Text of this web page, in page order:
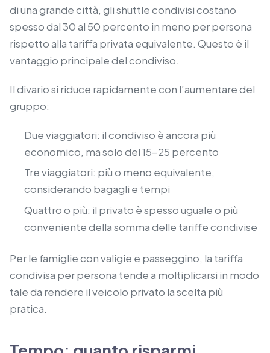
di una grande città, gli shuttle condivisi costano
spesso dal 30 al 50 percento in meno per persona
rispetto alla tariffa privata equivalente. Questo è il
vantaggio principale del condiviso.
Il divario si riduce rapidamente con l’aumentare del
gruppo:
Due viaggiatori: il condiviso è ancora più
economico, ma solo del 15-25 percento
Tre viaggiatori: più o meno equivalente,
considerando bagagli e tempi
Quattro o più: il privato è spesso uguale o più
conveniente della somma delle tariffe condivise
Per le famiglie con valigie e passeggino, la tariffa
condivisa per persona tende a moltiplicarsi in modo
tale da rendere il veicolo privato la scelta più
pratica.